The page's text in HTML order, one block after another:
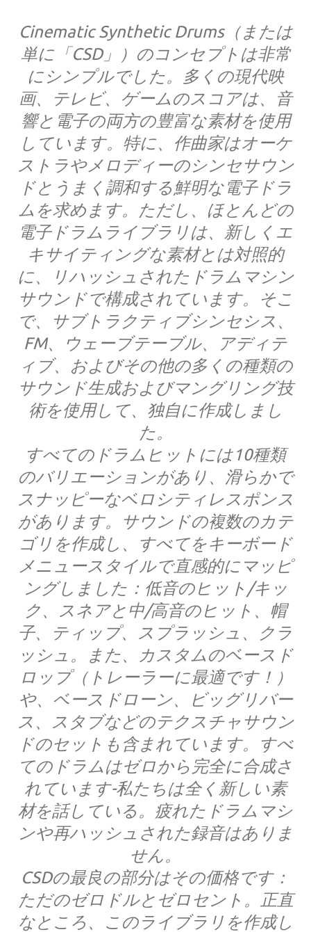
Cinematic Synthetic Drums（または
単に「CSD」）のコンセプトは非常
にシンプルでした。多くの現代映
画、テレビ、ゲームのスコアは、音
響と電子の両方の豊富な素材を使用
しています。特に、作曲家はオーケ
ストラやメロディーのシンセサウン
ドとうまく調和する鮮明な電子ドラ
ムを求めます。ただし、ほとんどの
電子ドラムライブラリは、新しくエ
キサイティングな素材とは対照的
に、リハッシュされたドラムマシン
サウンドで構成されています。そこ
で、サブトラクティブシンセシス、
FM、ウェーブテーブル、アディテ
ィブ、およびその他の多くの種類の
サウンド生成およびマングリング技
術を使用して、独自に作成しまし
た。
すべてのドラムヒットには10​​種類
のバリエーションがあり、滑らかで
スナッピーなベロシティレスポンス
があります。サウンドの複数のカテ
ゴリを作成し、すべてをキーボード
メニュースタイルで直感的にマッピ
ングしました：低音のヒット/キッ
ク、スネアと中/高音のヒット、帽
子、ティップ、スプラッシュ、クラ
ッシュ。また、カスタムのベースド
ロップ（トレーラーに最適です！）
や、ベースドローン、ビッグリバー
ス、スタブなどのテクスチャサウン
ドのセットも含まれています。すべ
てのドラムはゼロから完全に合成さ
れています-私たちは全く新しい素
材を話している。疲れたドラムマシ
ンや再ハッシュされた録音はありま
せん。
CSDの最良の部分はその価格です：
ただのゼロドルとゼロセント。正直
なところ、このライブラリを作成し